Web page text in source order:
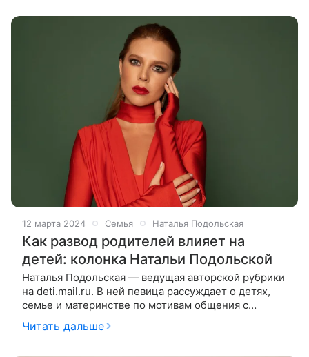
12 марта 2024 Семья Наталья Подольская
Как развод родителей влияет на
детей: колонка Натальи Подольской
Наталья Подольская — ведущая авторской рубрики
на deti.mail.ru. В ней певица рассуждает о детях,
семье и материнстве по мотивам общения с
этот раз гостем студии стал
Читать дальше